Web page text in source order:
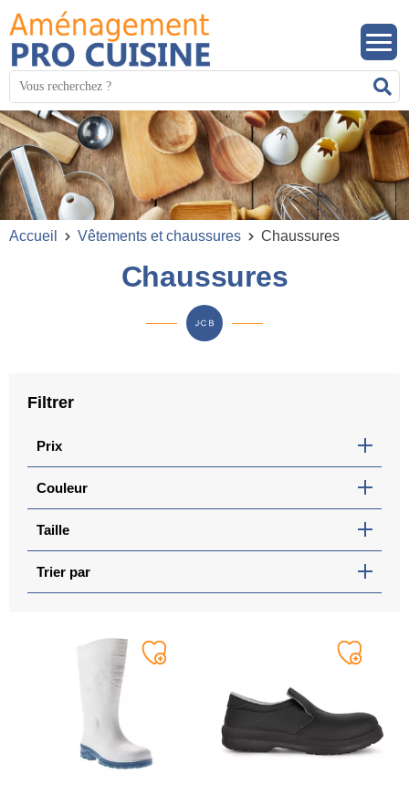
Mots
clés
:
Accueil Vêtements et chaussures Chaussures
Chaussures
Filtrer
Prix
Couleur
Taille
Trier par
Ajouter
Ajouter
Panneau de gestion des cookies